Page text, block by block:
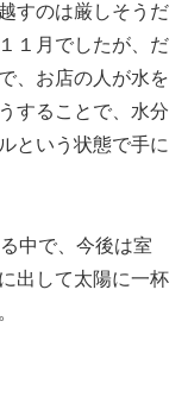
すのは厳しそうだ
１月でしたが、だ
、お店の人が水を
することで、水分
という状態で手に
中で、今後は室
出して太陽に一杯